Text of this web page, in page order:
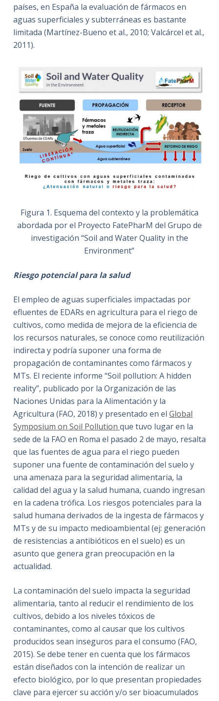
países, en España la evaluación de fármacos en
aguas superficiales y subterráneas es bastante
limitada (Martínez-Bueno et al., 2010; Valcárcel et al.,
2011).
Figura 1. Esquema del contexto y la problemática
abordada por el Proyecto FatePharM del Grupo de
investigación “Soil and Water Quality in the
Environment”
Riesgo potencial para la salud
El empleo de aguas superficiales impactadas por
efluentes de EDARs en agricultura para el riego de
cultivos, como medida de mejora de la eficiencia de
los recursos naturales, se conoce como reutilización
indirecta y podría suponer una forma de
propagación de contaminantes como fármacos y
MTs. El reciente informe “Soil pollution: A hidden
reality”, publicado por la Organización de las
Naciones Unidas para la Alimentación y la
Agricultura (FAO, 2018) y presentado en el Global
Symposium on Soil Pollution que tuvo lugar en la
sede de la FAO en Roma el pasado 2 de mayo, resalta
que las fuentes de agua para el riego pueden
suponer una fuente de contaminación del suelo y
una amenaza para la seguridad alimentaria, la
calidad del agua y la salud humana, cuando ingresan
en la cadena trófica. Los riesgos potenciales para la
salud humana derivados de la ingesta de fármacos y
MTs y de su impacto medioambiental (ej: generación
de resistencias a antibióticos en el suelo) es un
asunto que genera gran preocupación en la
actualidad.
La contaminación del suelo impacta la seguridad
alimentaria, tanto al reducir el rendimiento de los
cultivos, debido a los niveles tóxicos de
contaminantes, como al causar que los cultivos
producidos sean inseguros para el consumo (FAO,
2015). Se debe tener en cuenta que los fármacos
están diseñados con la intención de realizar un
efecto biológico, por lo que presentan propiedades
clave para ejercer su acción y/o ser bioacumulados